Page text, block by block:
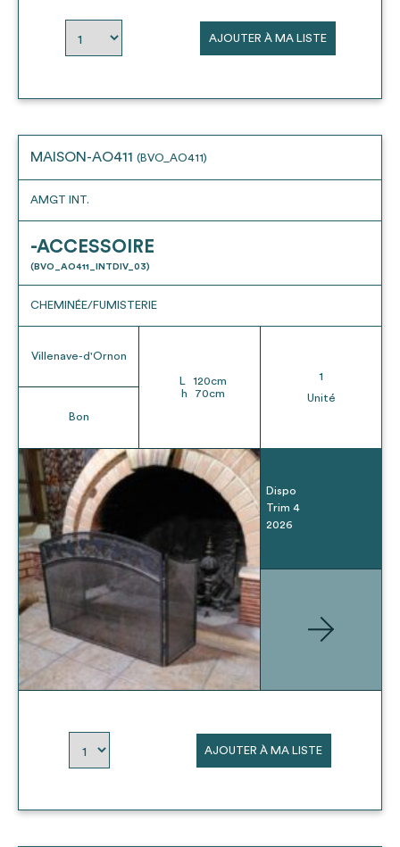
AJOUTER À MA LISTE
MAISON-AO411 (BVO_AO411)
AMGT INT.
-ACCESSOIRE
(BVO_AO411_INTDIV_03)
CHEMINÉE/FUMISTERIE
Villenave-d'Ornon
Bon
L 120cm
h
70cm
1
Unité
Dispo
Trim 4
2026
AJOUTER À MA LISTE